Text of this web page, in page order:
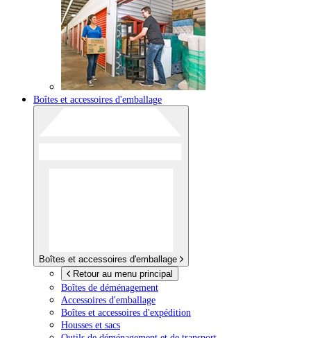
Boîtes et accessoires d'emballage
Boîtes et accessoires d'emballage
Retour au menu principal
Boîtes de déménagement
Accessoires d'emballage
Boîtes et accessoires d'expédition
Housses et sacs